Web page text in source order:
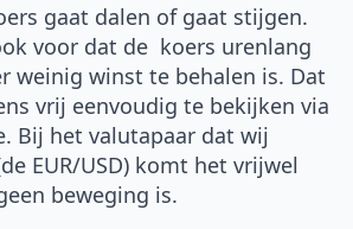
gaat dalen of gaat stijgen.
voor dat de koers urenlang
weinig winst te behalen is. Dat
vrij eenvoudig te bekijken via
Bij het valutapaar dat wij
EUR/USD) komt het vrijwel
beweging is.